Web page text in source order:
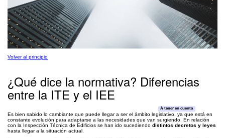
Volver al principio
¿Qué dice la normativa? Diferencias
entre la ITE y el IEE
A tener en cuenta
Es bien sabido lo cambiante que puede llegar a ser el ámbito legislativo, ya que está en
constante evolución para adaptarse a las necesidades que van surgiendo. En relación
con la Inspección Técnica de Edificios se han ido sucediendo distintos decretos y leyes
hasta llegar a la situación actual.